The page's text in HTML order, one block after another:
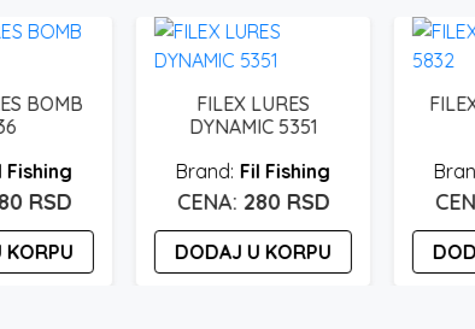
FILEX LURES
Fil Fishing
RSD
DODAJ U KORPU
FILEX LURES ARES
Fil Fishing
RSD
DODAJ U KORPU